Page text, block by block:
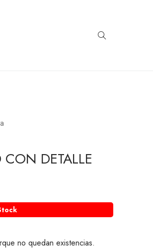
DETALLE
no quedan existencias.